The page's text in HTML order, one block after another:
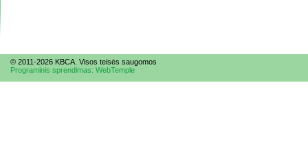
© 2011-2026 KBCA. Visos teisės saugomos
Programinis sprendimas: WebTemple